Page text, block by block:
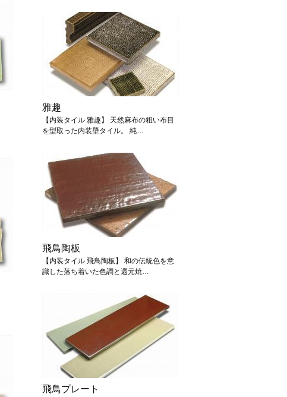
雅趣
【内装タイル 雅趣】 天然麻布の粗い布目
を型取った内装壁タイル。 純…
飛鳥陶板
【内装タイル 飛鳥陶板】 和の伝統色を意
識した落ち着いた色調と還元焼…
飛鳥プレート